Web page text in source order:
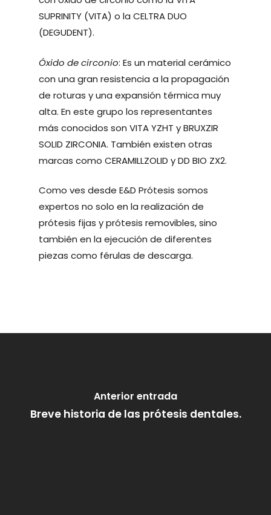
SUPRINITY (VITA) o la CELTRA DUO
(DEGUDENT).
Óxido de circonio: Es un material cerámico
con una gran resistencia a la propagación
de roturas y una expansión térmica muy
alta. En este grupo los representantes
más conocidos son VITA YZHT y BRUXZIR
SOLID ZIRCONIA. También existen otras
marcas como CERAMILLZOLID y DD BIO ZX2.
Como ves desde E&D Prótesis somos
expertos no solo en la realización de
prótesis fijas y prótesis removibles, sino
también en la ejecución de diferentes
piezas como férulas de descarga.
Anterior entrada
Breve historia de las prótesis dentales.